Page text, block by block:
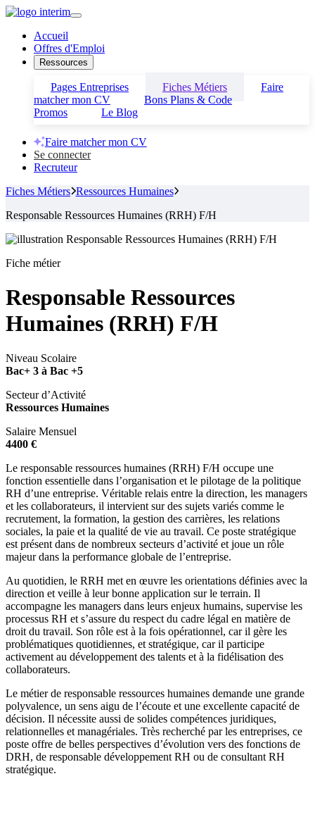
Accueil
Offres d'Emploi
Ressources
Pages Entreprises Fiches Métiers
Faire
matcher mon CV
Bons Plans & Code
Promos
Le Blog
Faire matcher mon CV
Se connecter
Recruteur
Fiches Métiers Ressources Humaines
Responsable Ressources Humaines (RRH) F/H
Fiche métier
Responsable Ressources
Humaines (RRH) F/H
Niveau Scolaire
Bac+ 3 à Bac +5
Secteur d’Activité
Ressources Humaines
Salaire Mensuel
4400 €
Le responsable ressources humaines (RRH) F/H occupe une
fonction essentielle dans l’organisation et le pilotage de la politique
RH d’une entreprise. Véritable relais entre la direction, les managers
et les collaborateurs, il intervient sur des sujets variés comme le
recrutement, la formation, la gestion des carrières, les relations
sociales, la paie et la qualité de vie au travail. Ce poste stratégique
est présent dans de nombreux secteurs d’activité et joue un rôle
majeur dans la performance globale de l’entreprise.
Au quotidien, le RRH met en œuvre les orientations définies avec la
direction et veille à leur bonne application sur le terrain. Il
accompagne les managers dans leurs enjeux humains, supervise les
processus RH et s’assure du respect du cadre légal en matière de
droit du travail. Son rôle est à la fois opérationnel, car il gère les
problématiques quotidiennes, et stratégique, car il participe
activement au développement des talents et à la fidélisation des
collaborateurs.
Le métier de responsable ressources humaines demande une grande
polyvalence, un sens aigu de l’écoute et une excellente capacité de
décision. Il nécessite aussi de solides compétences juridiques,
relationnelles et managériales. Très recherché par les entreprises, ce
poste offre de belles perspectives d’évolution vers des fonctions de
DRH, de responsable développement RH ou de consultant RH
stratégique.